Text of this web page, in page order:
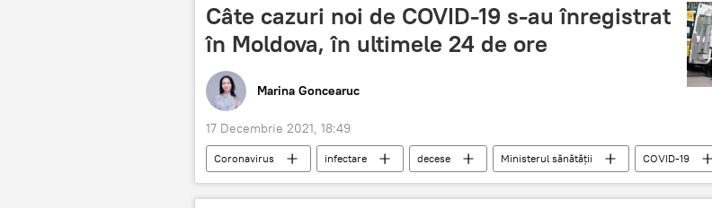
Câte cazuri noi de COVID-19 s-au înregistrat
în Moldova, în ultimele 24 de ore
Marina Goncearuc
17 Decembrie 2021, 18:49
Coronavirus infectare decese Ministerul sănătății
COVID-19
Știri din Moldova